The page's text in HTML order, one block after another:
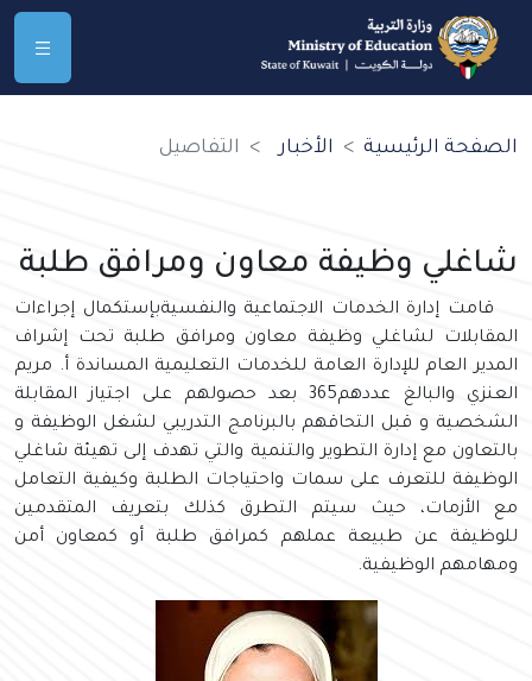
الصفحة الرئيسية الأخبار التفاصيل
شاغلي وظيفة معاون ومرافق طلبة
قامت إدارة الخدمات الاجتماعية والنفسيةبإستكمال إجراءات
المقابلات لشاغلي وظيفة معاون ومرافق طلبة تحت إشراف
المدير العام للإدارة العامة للخدمات التعليمية المساندة أ. مريم
العنزي والبالغ عددهم365 بعد حصولهم على اجتياز المقابلة
الشخصية و قبل التحاقهم بالبرنامج التدريبي لشغل الوظيفة و
بالتعاون مع إدارة التطوير والتنمية والتي تهدف إلى تهيئة شاغلي
الوظيفة للتعرف على سمات واحتياجات الطلبة وكيفية التعامل
مع الأزمات، حيث سيتم التطرق كذلك بتعريف المتقدمين
للوظيفة عن طبيعة عملهم كمرافق طلبة أو كمعاون أمن
ومهامهم الوظيفية.